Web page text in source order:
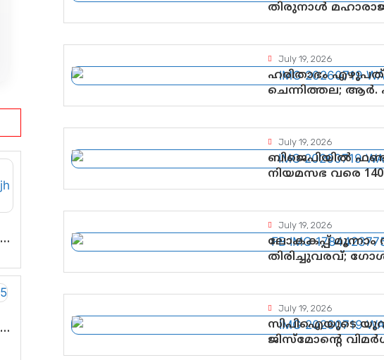
തിരുനാൾ
July 19, 2026
ഹരിതാഭം
ചെന്നിത്തല; ആർ.
ആഘോഷങ്ങൾക്ക്
July 19, 2026
ബിജെപിയിൽ
നിയമസഭ വരെ
July 19, 2026
ലോകകപ്പ് മൂന്നാം
തിരിച്ചുവരവ്;
July 19, 2026
സിപിഐയുടെ
ജിസ്മോന്റെ